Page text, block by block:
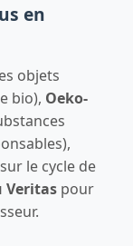
en
objets
bio), Oeko-
le cycle de
Veritas pour